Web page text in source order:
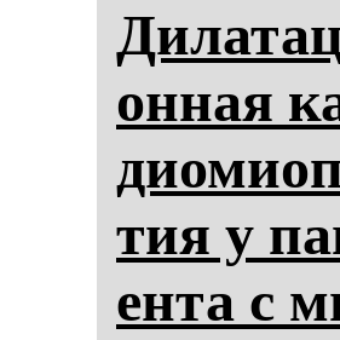
он­ная
тия у
ен­та с